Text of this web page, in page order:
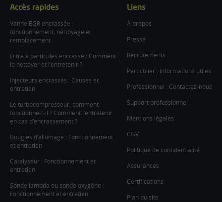
Accès rapides
Vanne EGR encrassée :
fonctionnement, nettoyage et
remplacement
Filtre à particules encrassé : Comment
le nettoyer et l’entretenir ?
Injecteurs encrassés : Causes et
entretien
Le turbocompresseur, comment
fonctionne-t-il ? Comment l’entretenir
en cas d’encrassement ?
Bougies d’allumage : Fonctionnement
et entretien
Catalyseur : Fonctionnement et
entretien
Sonde lambda ou sonde oxygène :
Fonctionnement et entretien
Liens
À propos
Presse
Recrutements
Particulier : informations utiles
Professionnel : Contactez-nous
Support professionnel
Mentions légales
CGV
Politique de confidentialité
Assurances
Certifications
Plan du site